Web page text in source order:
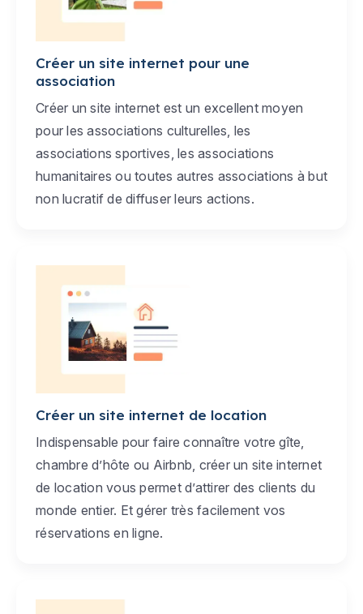
Créer un site internet pour une
association
Créer un site internet est un excellent moyen
pour les associations culturelles, les
associations sportives, les associations
humanitaires ou toutes autres associations à but
non lucratif de diffuser leurs actions.
Créer un site internet de location
Indispensable pour faire connaître votre gîte,
chambre d’hôte ou Airbnb, créer un site internet
de location vous permet d’attirer des clients du
monde entier. Et gérer très facilement vos
réservations en ligne.